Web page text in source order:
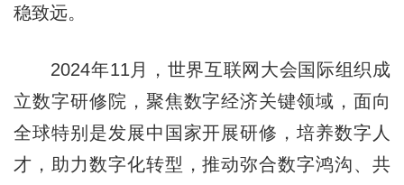
稳致远。
2024年11月，世界互联网大会国际组织成
立数字研修院，聚焦数字经济关键领域，面向
全球特别是发展中国家开展研修，培养数字人
才，助力数字化转型，推动弥合数字鸿沟、共